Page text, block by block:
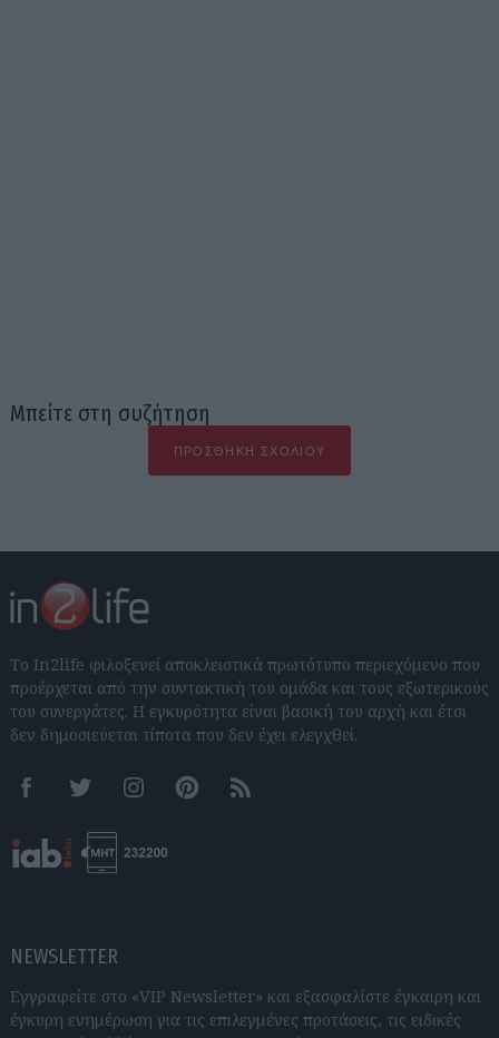
Μπείτε στη συζήτηση
ΠΡΟΣΘΉΚΗ ΣΧΟΛΊΟΥ
Το In2life φιλοξενεί αποκλειστικά πρωτότυπο περιεχόμενο που
προέρχεται από την συντακτική του ομάδα και τους εξωτερικούς
του συνεργάτες. Η εγκυρότητα είναι βασική του αρχή και έτσι
δεν δημοσιεύεται τίποτα που δεν έχει ελεγχθεί.
FacebookTwitter InstagramPinterestRSS feeds
NEWSLETTER
Εγγραφείτε στο «VIP Newsletter» και εξασφαλίστε έγκαιρη και
έγκυρη ενημέρωση για τις επιλεγμένες προτάσεις, τις ειδικές